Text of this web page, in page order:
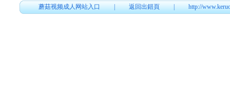
蘑菇视频成人网站入口|返回出錯頁|http://